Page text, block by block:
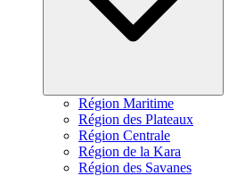
Région Maritime
Région des Plateaux
Région Centrale
Région de la Kara
Région des Savanes